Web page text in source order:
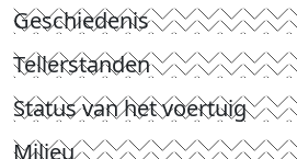
Geschiedenis
Tellerstanden
Status van het voertuig
Milieu